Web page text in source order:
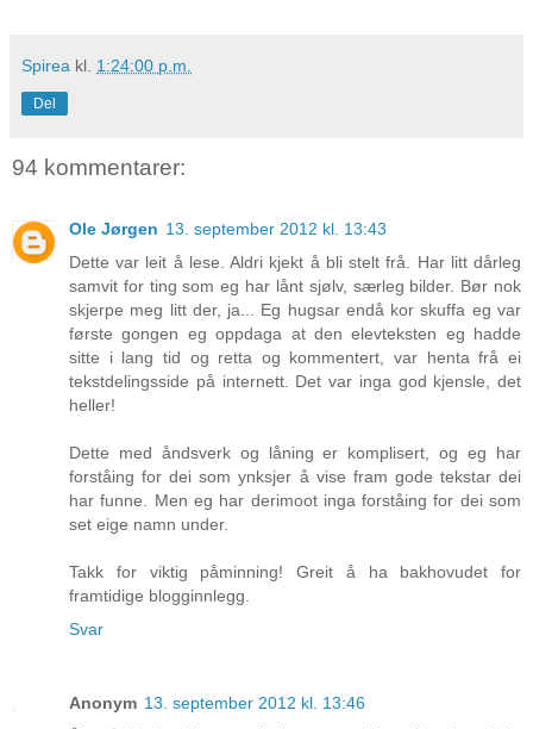
Spirea kl. 1:24:00 p.m.
Del
94 kommentarer:
Ole Jørgen 13. september 2012 kl. 13:43
Dette var leit å lese. Aldri kjekt å bli stelt frå. Har litt dårleg
samvit for ting som eg har lånt sjølv, særleg bilder. Bør nok
skjerpe meg litt der, ja... Eg hugsar endå kor skuffa eg var
første gongen eg oppdaga at den elevteksten eg hadde
sitte i lang tid og retta og kommentert, var henta frå ei
tekstdelingsside på internett. Det var inga god kjensle, det
heller!
Dette med åndsverk og låning er komplisert, og eg har
forståing for dei som ynksjer å vise fram gode tekstar dei
har funne. Men eg har derimoot inga forståing for dei som
set eige namn under.
Takk for viktig påminning! Greit å ha bakhovudet for
framtidige blogginnlegg.
Svar
Anonym 13. september 2012 kl. 13:46